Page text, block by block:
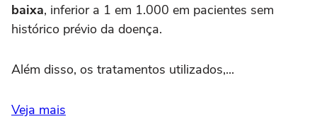
baixa, inferior a 1 em 1.000 em pacientes sem
histórico prévio da doença.
Além disso, os tratamentos utilizados,...
Veja mais